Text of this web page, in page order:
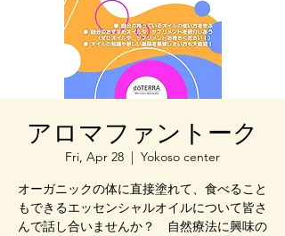
アロマファントーク
Fri, Apr 28
  |
Yokoso center
オーガニックの体に直接塗れて、食べること
もできるエッセンシャルオイルについて皆さ
んで話し合いませんか？ 自然療法に興味の